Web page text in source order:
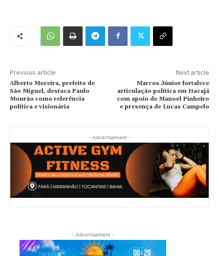
Previous article
Alberto Moreira, prefeito de
São Miguel, destaca Paulo
Mourão como referência
política e visionária
Next article
Marcos Júnior fortalece
articulação política em Itacajá
com apoio de Manoel Pinheiro
e presença de Lucas Campelo
- Advertisement -
- Advertisement -